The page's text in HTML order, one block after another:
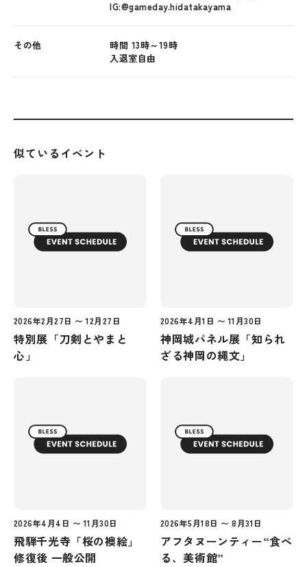
IG:@gameday.hidatakayama
その他
時間 13時～19時
入退室自由
似ているイベント
2026年2月27日 〜 12月27日
特別展「刀剣とやまと
心」
2026年4月1日 〜 11月30日
神岡城パネル展「知られ
ざる神岡の縄文」
2026年4月4日 〜 11月30日
飛騨千光寺「桜の襖絵」
修復後 一般公開
2026年5月18日 〜 8月31日
アフタヌーンティー“食べ
る、美術館”